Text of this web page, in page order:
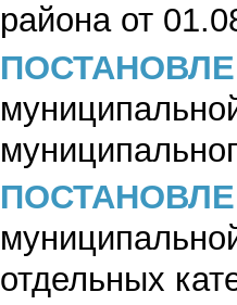
района от
отдельных